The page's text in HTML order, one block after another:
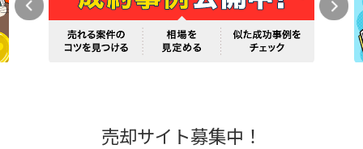
売却サイト募集中！